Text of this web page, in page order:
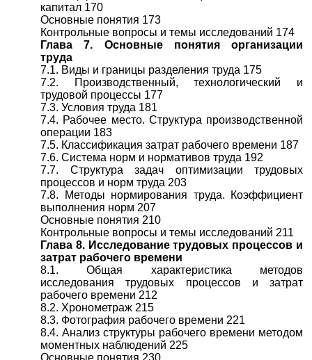
капитал 170
Основные понятия 173
Контрольные вопросы и темы исследований 174
Глава 7. Основные понятия организации
труда
7.1. Виды и границы разделения труда 175
7.2. Производственный, технологический и
трудовой процессы 177
7.3. Условия труда 181
7.4. Рабочее место. Структура производственной
операции 183
7.5. Классификация затрат рабочего времени 187
7.6. Система норм и нормативов труда 192
7.7. Структура задач оптимизации трудовых
процессов и норм труда 203
7.8. Методы нормирования труда. Коэффициент
выполнения норм 207
Основные понятия 210
Контрольные вопросы и темы исследований 211
Глава 8. Исследование трудовых процессов и
затрат рабочего времени
8.1. Общая характеристика методов
исследования трудовых процессов и затрат
рабочего времени 212
8.2. Хронометраж 215
8.3. Фотография рабочего времени 221
8.4. Анализ структуры рабочего времени методом
моментных наблюдений 225
Основные понятия 230